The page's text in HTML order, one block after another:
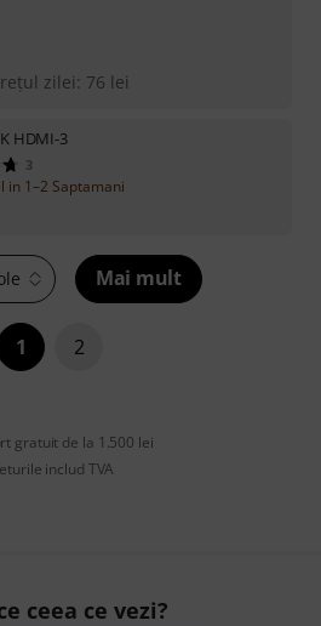
zilei: 76 lei
HDMI-3
3
in 1–2 Saptamani
Mai mult
1 2
gratuit de la 1.500 lei
includ TVA
ceea ce vezi?